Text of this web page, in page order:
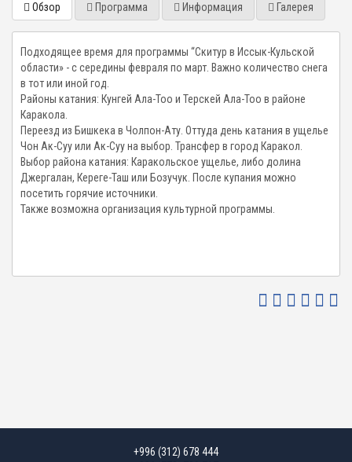
Обзор Программа Информация Галерея
Подходящее время для программы “Скитур в Иссык-Кульской
области» - с середины февраля по март. Важно количество снега
в тот или иной год.
Районы катания: Кунгей Ала-Тоо и Терскей Ала-Тоо в районе
Каракола.
Переезд из Бишкека в Чолпон-Ату. Оттуда день катания в ущелье
Чон Ак-Суу или Ак-Суу на выбор. Трансфер в город Каракол.
Выбор района катания: Каракольское ущелье, либо долина
Джергалан, Кереге-Таш или Бозучук. После купания можно
посетить горячие источники.
Также возможна организация культурной программы.
+996 (312) 678 444